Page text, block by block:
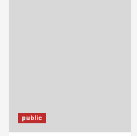
public